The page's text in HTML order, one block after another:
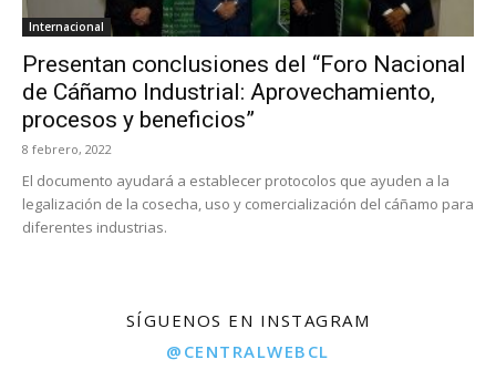
Internacional
Presentan conclusiones del “Foro Nacional
de Cáñamo Industrial: Aprovechamiento,
procesos y beneficios”
8 febrero, 2022
El documento ayudará a establecer protocolos que ayuden a la
legalización de la cosecha, uso y comercialización del cáñamo para
diferentes industrias.
SÍGUENOS EN INSTAGRAM
@CENTRALWEBCL